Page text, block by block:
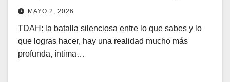
MAYO 2, 2026
TDAH: la batalla silenciosa entre lo que sabes y lo
que logras hacer, hay una realidad mucho más
profunda, íntima…